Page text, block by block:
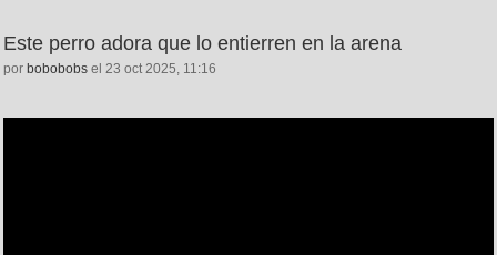
Este perro adora que lo entierren en la arena
por bobobobs el 23 oct 2025, 11:16